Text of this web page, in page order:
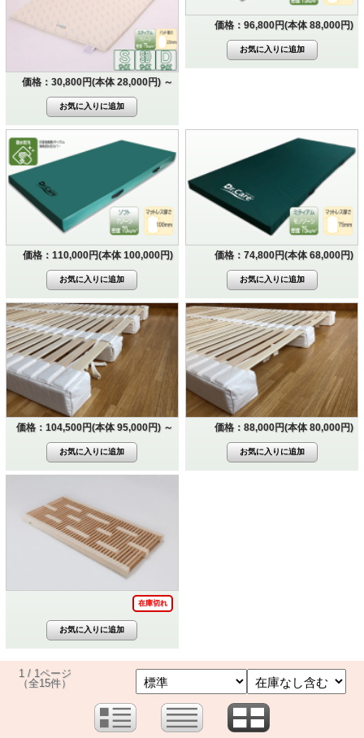
価格：30,800円(本体 28,000円) ～
価格：96,800円(本体 88,000円)
価格：110,000円(本体 100,000円) 価格：74,800円(本体 68,000円)
価格：104,500円(本体 95,000円) ～ 価格：88,000円(本体 80,000円)
在庫切れ
1 / 1ページ
（全15件）